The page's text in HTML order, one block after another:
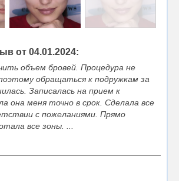
от 04.01.2024:
объем бровей. Процедура не
обращаться к подружкам за
Записалась на прием к
она меня точно в срок. Сделала все
с пожеланиями. Прямо
все зоны. ...